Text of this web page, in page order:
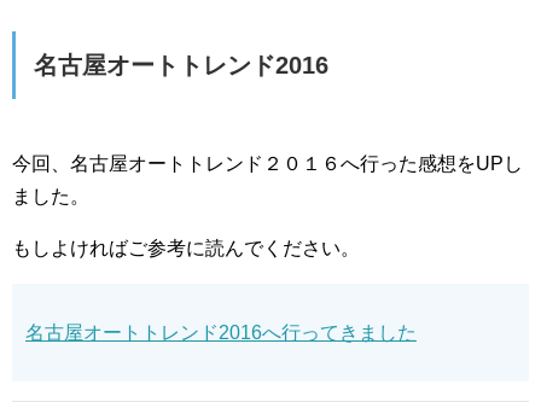
名古屋オートトレンド2016
今回、名古屋オートトレンド２０１６へ行った感想をUPし
ました。
もしよければご参考に読んでください。
名古屋オートトレンド2016へ行ってきました